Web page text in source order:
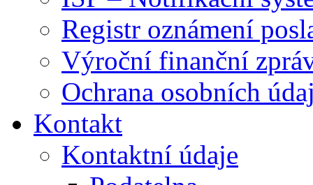
Registr oznámení
Výroční finanční
Ochrana osobních
Kontakt
Kontaktní údaje